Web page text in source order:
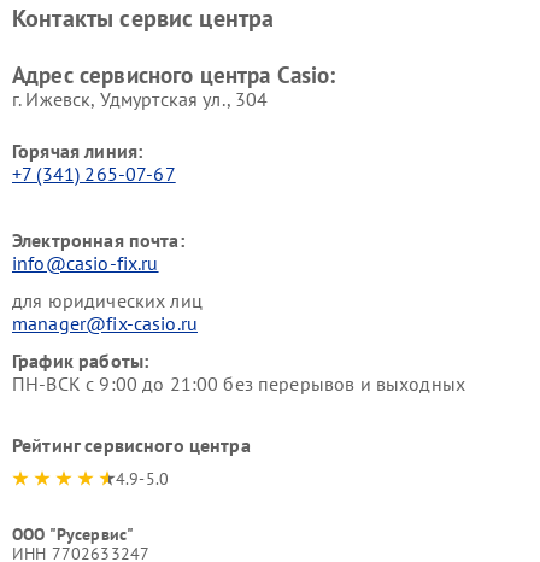
Контакты сервис центра
Адрес сервисного центра Casio:
г. Ижевск, Удмуртская ул., 304
Горячая линия:
+7 (341) 265-07-67
Электронная почта:
info@casio-fix.ru
для юридических лиц
manager@fix-casio.ru
График работы:
ПН-ВСК с 9:00 до 21:00 без перерывов и выходных
Рейтинг сервисного центра
4.9-5.0
ООО "Русервис"
ИНН 7702633247